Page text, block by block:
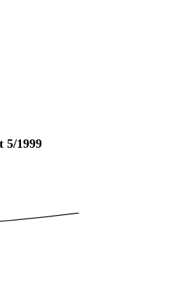
5/1999